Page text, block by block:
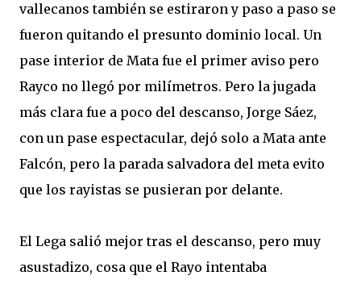
vallecanos también se estiraron y paso a paso se
fueron quitando el presunto dominio local. Un
pase interior de Mata fue el primer aviso pero
Rayco no llegó por milímetros. Pero la jugada
más clara fue a poco del descanso, Jorge Sáez,
con un pase espectacular, dejó solo a Mata ante
Falcón, pero la parada salvadora del meta evito
que los rayistas se pusieran por delante.
El Lega salió mejor tras el descanso, pero muy
asustadizo, cosa que el Rayo intentaba